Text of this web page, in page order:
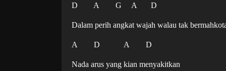
D A G A D
Dalam perih angkat wajah walau tak
A D A D
Nada arus yang kian menyakitkan